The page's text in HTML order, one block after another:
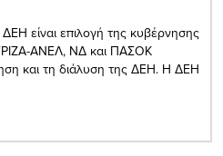
είναι επιλογή της κυβέρνησης
ΑΝΕΛ, ΝΔ και ΠΑΣΟΚ
και τη διάλυση της ΔΕΗ. Η ΔΕΗ